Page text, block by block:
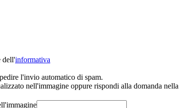
dell'informativa
l'invio automatico di spam.
nell'immagine oppure rispondi alla domanda nella